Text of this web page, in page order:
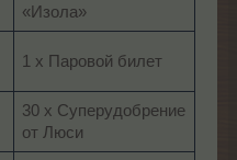
«Изола»
1 х Паровой билет
30 х Суперудобрение
от Люси